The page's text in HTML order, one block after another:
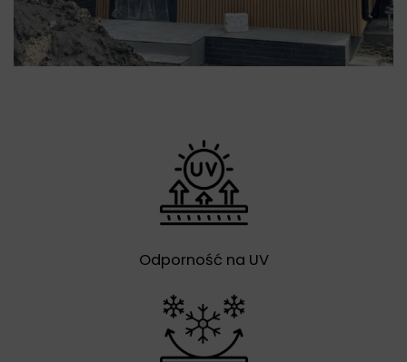
Odporność na UV